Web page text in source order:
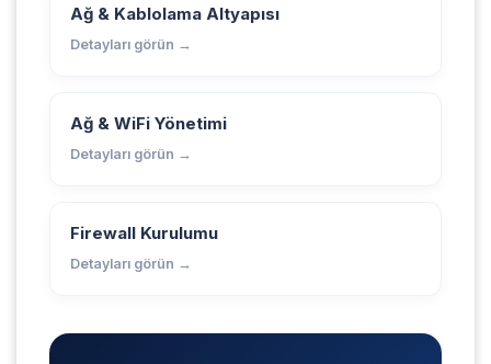
Ağ & Kablolama Altyapısı
Detayları görün →
Ağ & WiFi Yönetimi
Detayları görün →
Firewall Kurulumu
Detayları görün →